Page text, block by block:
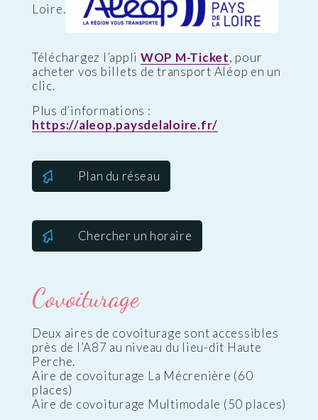
Loire.
Téléchargez l’appli WOP M-Ticket, pour
acheter vos billets de transport Aléop en un
clic.
Plus d’informations :
https://aleop.paysdelaloire.fr/
Plan du réseau
Chercher un horaire
Covoiturage
Deux aires de covoiturage sont accessibles
près de l’A87 au niveau du lieu-dit Haute
Perche.
Aire de covoiturage La Mécrenière (60
places)
Aire de covoiturage Multimodale (50 places)